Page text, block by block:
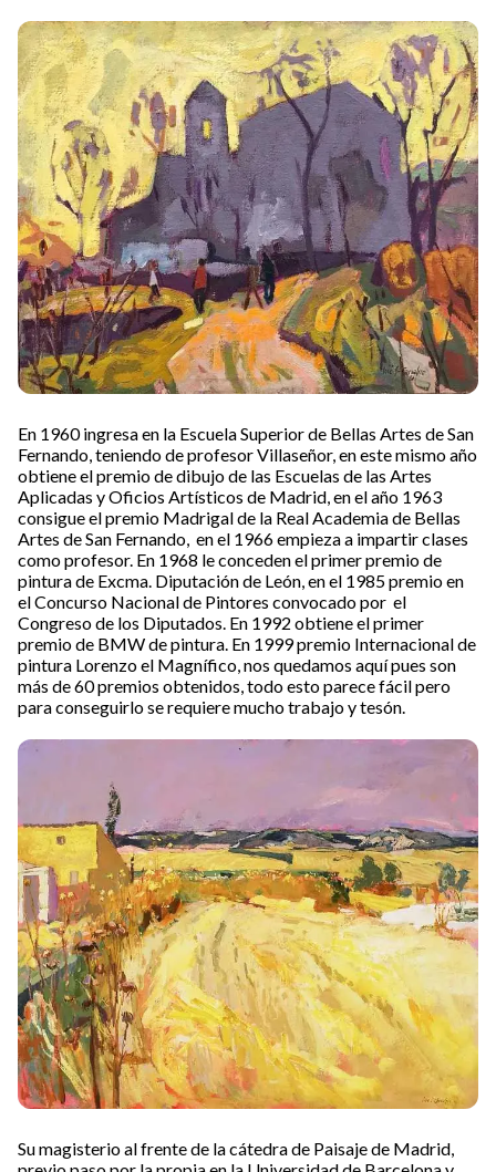
En 1960 ingresa en la Escuela Superior de Bellas Artes de San
Fernando, teniendo de profesor Villaseñor, en este mismo año
obtiene el premio de dibujo de las Escuelas de las Artes
Aplicadas y Oficios Artísticos de Madrid, en el año 1963
consigue el premio Madrigal de la Real Academia de Bellas
Artes de San Fernando, en el 1966 empieza a impartir clases
como profesor. En 1968 le conceden el primer premio de
pintura de Excma. Diputación de León, en el 1985 premio en
el Concurso Nacional de Pintores convocado por el
Congreso de los Diputados. En 1992 obtiene el primer
premio de BMW de pintura. En 1999 premio Internacional de
pintura Lorenzo el Magnífico, nos quedamos aquí pues son
más de 60 premios obtenidos, todo esto parece fácil pero
para conseguirlo se requiere mucho trabajo y tesón.
Su magisterio al frente de la cátedra de Paisaje de Madrid,